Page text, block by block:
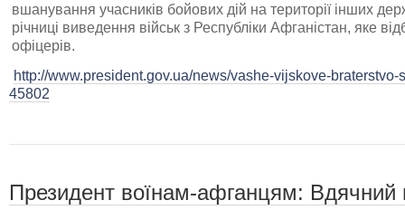
вшанування учасників бойових дій на території інших
річниці виведення військ з Республіки Афганістан, яке
офіцерів.
http://www.president.gov.ua/news/vashe-vijskove-
45802
Президент воїнам-афганцям: Вдячний